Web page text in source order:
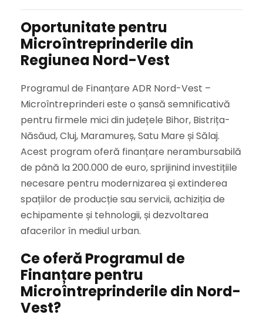
Oportunitate pentru
Microîntreprinderile din
Regiunea Nord-Vest
Programul de Finanțare ADR Nord-Vest –
Microîntreprinderi este o șansă semnificativă
pentru firmele mici din județele Bihor, Bistrița-
Năsăud, Cluj, Maramureș, Satu Mare și Sălaj.
Acest program oferă finanțare nerambursabilă
de până la 200.000 de euro, sprijinind investițiile
necesare pentru modernizarea și extinderea
spațiilor de producție sau servicii, achiziția de
echipamente și tehnologii, și dezvoltarea
afacerilor în mediul urban.
Ce oferă Programul de
Finanțare pentru
Microîntreprinderile din Nord-
Vest?